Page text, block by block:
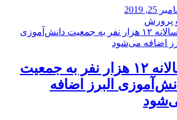
25, 2019
پرورش
️سالانه ۱۲ هزار نفر به جمعیت
البرز اضافه